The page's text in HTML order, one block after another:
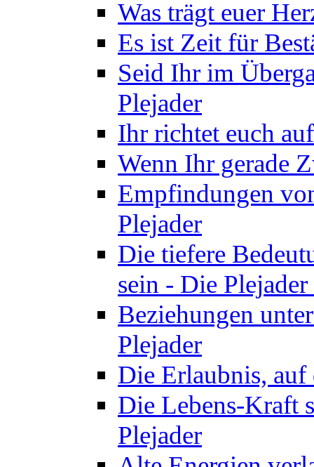
Was trägt euer
Es ist Zeit für
Seid Ihr im
Plejader
Ihr richtet euch
Wenn Ihr gerade
Empfindungen
Plejader
Die tiefere
sein - Die
Beziehungen
Plejader
Die Erlaubnis,
Die Lebens-Kraft
Plejader